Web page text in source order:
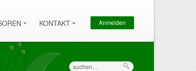
Sekundärmenü
Anmelden
KONTAKT
Suche